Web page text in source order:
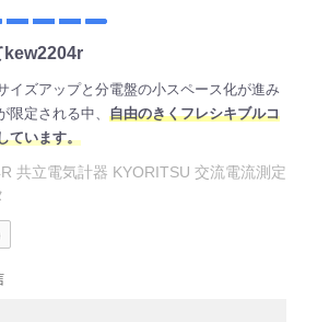
kew2204r
イズアップと分電盤の小スペース化が進み
限定される中、 自由のきくフレシキブルコ
ています。
共立電気計器 KYORITSU 交流電流測定